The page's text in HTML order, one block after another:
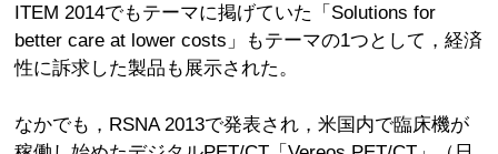
ITEM 2014でもテーマに掲げていた「Solutions for
better care at lower costs」もテーマの1つとして，経済
性に訴求した製品も展示された。
なかでも，RSNA 2013で発表され，米国内で臨床機が